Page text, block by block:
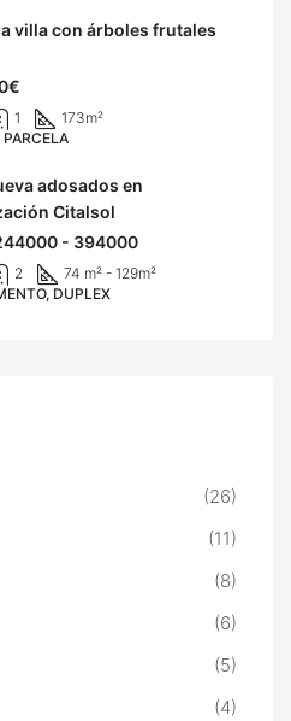
villa con árboles frutales
1 173m²
adosados en
Citalsol
- 394000
2 74 m² - 129m²
DUPLEX
(26)
(11)
(8)
(6)
(5)
(4)